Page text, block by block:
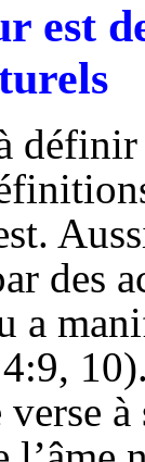
est
des
a